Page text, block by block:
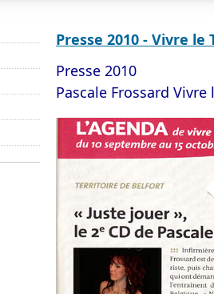
Presse 2010 - Vivre
Presse 2010
Pascale Frossard